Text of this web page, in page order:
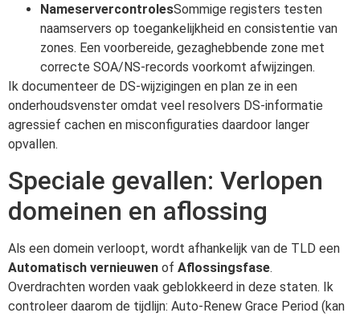
NameservercontrolesSommige registers testen
naamservers op toegankelijkheid en consistentie van
zones. Een voorbereide, gezaghebbende zone met
correcte SOA/NS-records voorkomt afwijzingen.
Ik documenteer de DS-wijzigingen en plan ze in een
onderhoudsvenster omdat veel resolvers DS-informatie
agressief cachen en misconfiguraties daardoor langer
opvallen.
Speciale gevallen: Verlopen
domeinen en aflossing
Als een domein verloopt, wordt afhankelijk van de TLD een
Automatisch vernieuwen of Aflossingsfase.
Overdrachten worden vaak geblokkeerd in deze staten. Ik
controleer daarom de tijdlijn: Auto-Renew Grace Period (kan